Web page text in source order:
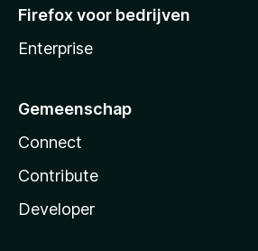
Firefox voor bedrijven
Enterprise
Gemeenschap
Connect
Contribute
Developer